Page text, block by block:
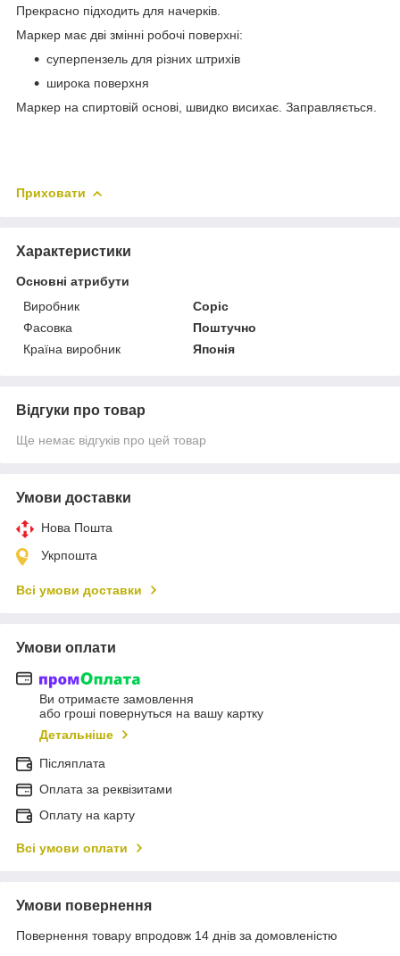
Прекрасно підходить для начерків.
Маркер має дві змінні робочі поверхні:
суперпензель для різних штрихів
широка поверхня
Маркер на спиртовій основі, швидко висихає. Заправляється.
Приховати
Характеристики
Основні атрибути
Виробник
Copic
Фасовка
Поштучно
Країна виробник
Японія
Відгуки про товар
Ще немає відгуків про цей товар
Умови доставки
Нова Пошта
Укрпошта
Всі умови доставки
Умови оплати
Ви отримаєте замовлення
або гроші повернуться на вашу картку
Детальніше
Післяплата
Оплата за реквізитами
Оплату на карту
Всі умови оплати
Умови повернення
Повернення товару впродовж 14 днів за домовленістю